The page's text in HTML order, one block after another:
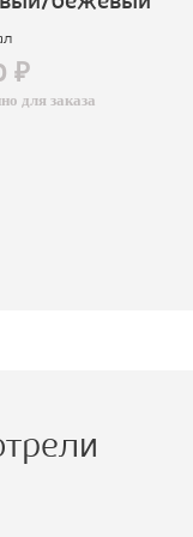
₽
для заказа